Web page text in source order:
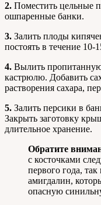
2. Поместить цельные
ошпаренные банки.
3. Залить плоды
постоять в течение 10-
4. Вылить
кастрюлю. Добавить
растворения сахара,
5. Залить персики в
Закрыть заготовку
длительное хранение.
Обратите
с косточками
первого года,
амигдалин,
опасную